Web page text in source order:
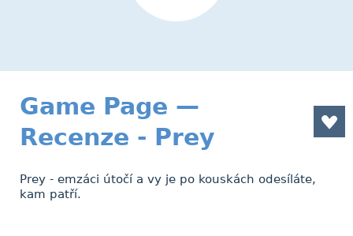
Game Page —
Recenze - Prey
Prey - emzáci útočí a vy je po kouskách odesíláte,
kam patří.